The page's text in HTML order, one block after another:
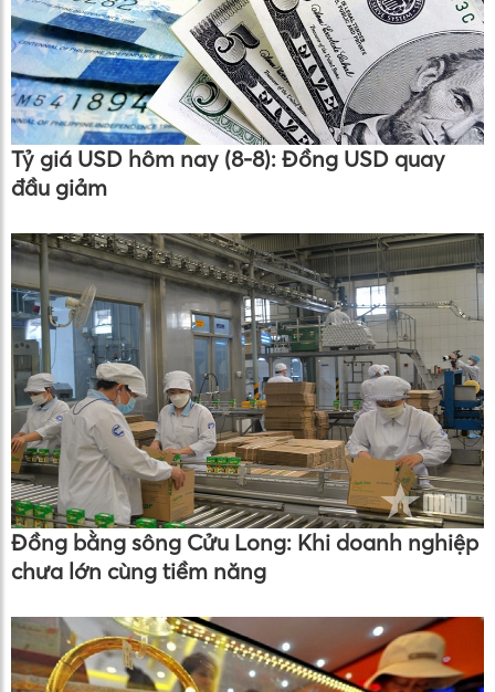
Tỷ giá USD hôm nay (8-8): Đồng USD quay
đầu giảm
Đồng bằng sông Cửu Long: Khi doanh nghiệp
chưa lớn cùng tiềm năng